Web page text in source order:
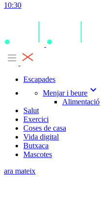
10:30
Escapades
Menjar i beure expand_more
Alimentació
Salut
Exercici
Coses de casa
Vida digital
Butxaca
Mascotes
ara mateix